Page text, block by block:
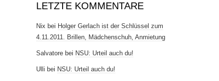
LETZTE KOMMENTARE
Nix bei Holger Gerlach ist der Schlüssel zum
4.11.2011. Brillen, Mädchenschuh, Anmietung
Salvatore bei NSU: Urteil auch du!
Ulli bei NSU: Urteil auch du!